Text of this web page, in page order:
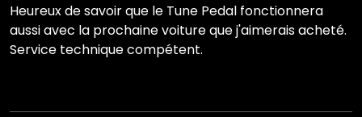
Heureux de savoir que le Tune Pedal fonctionnera
aussi avec la prochaine voiture que j'aimerais acheté.
Service technique compétent.